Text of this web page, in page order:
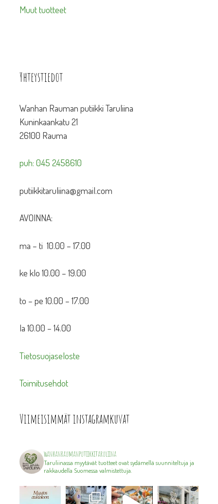
Muut tuotteet
Yhteystiedot
Wanhan Rauman putiikki Taruliina
Kuninkaankatu 21
26100 Rauma
puh: 045 2458610
putiikkitaruliina@gmail.com
AVOINNA:
ma – ti 10.00 – 17.00
ke klo 10.00 – 19.00
to – pe 10.00 – 17.00
la 10.00 – 14.00
Tietosuojaseloste
Toimitusehdot
Viimeisimmät instagramkuvat
wanhanraumanputiikkitaruliina
Taruliinassa myytävät tuotteet ovat sydämellä suunniteltuja ja
rakkaudella Suomessa valmistettuja.